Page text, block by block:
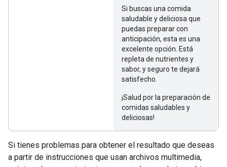
Si buscas una comida
saludable y deliciosa que
puedas preparar con
anticipación, esta es una
excelente opción. Está
repleta de nutrientes y
sabor, y seguro te dejará
satisfecho.
¡Salud por la preparación de
comidas saludables y
deliciosas!
Si tienes problemas para obtener el resultado que deseas
a partir de instrucciones que usan archivos multimedia,